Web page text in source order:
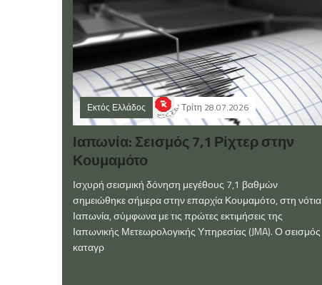
Εκτός Ελλάδος Τρίτη 28.07.2026
Ιαπωνία: Σεισμός 7,1 Ρίχτερ στην
Κουμαμότο
Ισχυρή σεισμική δόνηση μεγέθους 7,1 βαθμών
σημειώθηκε σήμερα στην επαρχία Κουμαμότο, στη νότια
Ιαπωνία, σύμφωνα με τις πρώτες εκτιμήσεις της
Ιαπωνικής Μετεωρολογικής Υπηρεσίας (JMA). Ο σεισμός
καταγρ